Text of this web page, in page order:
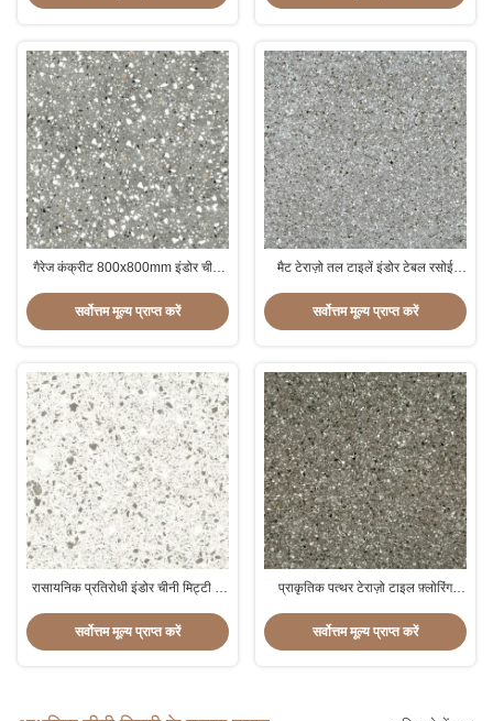
गैरेज कंक्रीट 800x800mm इंडोर चीनी
सर्वोत्तम मूल्य प्राप्त करें
मैट टेराज़ो तल टाइलें इंडोर टेबल रसोई
सर्वोत्तम मूल्य प्राप्त करें
रासायनिक प्रतिरोधी इंडोर चीनी मिट्टी के
सर्वोत्तम मूल्य प्राप्त करें
प्राकृतिक पत्थर टेराज़ो टाइल फ़्लोरिंग
सर्वोत्तम मूल्य प्राप्त करें